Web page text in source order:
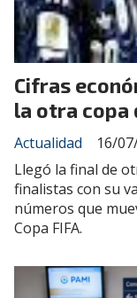
Cifras
la otra copa
Actualidad
16/
Llegó la final de
finalistas con su
números que
Copa FIFA.